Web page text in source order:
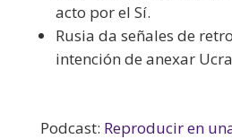
acto por el Sí.
Rusia da señales de
intención de anexar
Podcast: Reproducir en